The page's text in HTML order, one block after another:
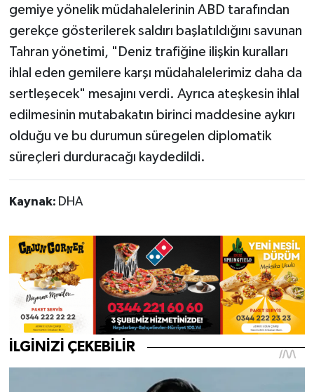
gemiye yönelik müdahalelerinin ABD tarafından
gerekçe gösterilerek saldırı başlatıldığını savunan
Tahran yönetimi, "Deniz trafiğine ilişkin kuralları
ihlal eden gemilere karşı müdahalelerimiz daha da
sertleşecek" mesajını verdi. Ayrıca ateşkesin ihlal
edilmesinin mutabakatın birinci maddesine aykırı
olduğu ve bu durumun süregelen diplomatik
süreçleri durduracağı kaydedildi.
Kaynak: DHA